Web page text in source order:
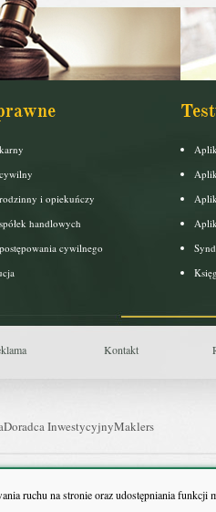
ruchu na stronie oraz udostępniania funkcji
i opiekuńczy
handlowych
cywilnego
Kontakt
Doradca InwestycyjnyMaklers
Pit.pl